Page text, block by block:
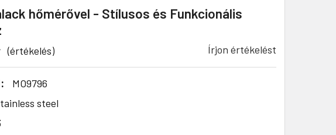
hőmérővel - Stílusos és Funkcionális
(értékelés) Írjon értékelést
MO9796
steel